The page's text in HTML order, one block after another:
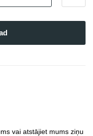
vai atstājiet mums ziņu